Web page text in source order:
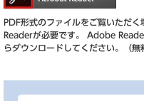
PDF形式のファイルをご覧いただ
Readerが必要です。
Adobe
らダウンロードしてください。（無